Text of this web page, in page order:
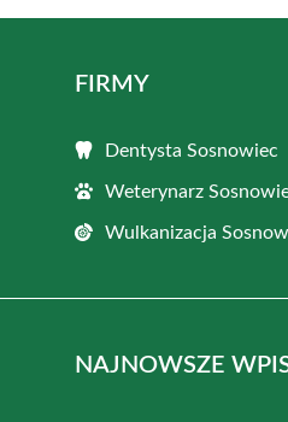
FIRMY
Dentysta Sosnowiec
Weterynarz
Wulkanizacja
NAJNOWSZE